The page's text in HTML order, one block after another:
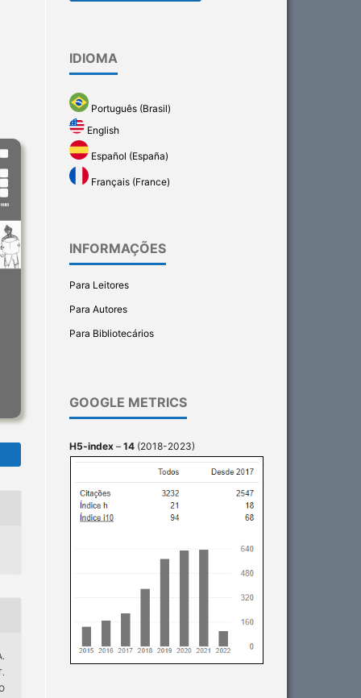
IDIOMA
Português (Brasil)
English
Español (España)
Français (France)
INFORMAÇÕES
Para Leitores
Para Autores
Para Bibliotecários
GOOGLE METRICS
H5-index – 14 (2018-2023)